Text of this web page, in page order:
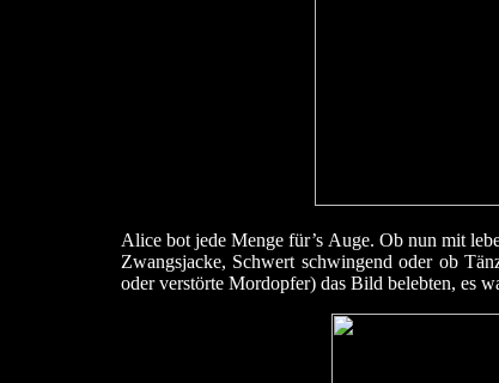
Alice bot jede Menge für’s Auge. Ob nun mit
Zwangsjacke, Schwert schwingend oder ob
oder verstörte Mordopfer) das Bild belebten, es